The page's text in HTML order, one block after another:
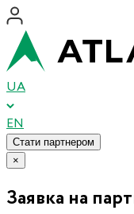
UA
EN
Стати партнером
×
Заявка на